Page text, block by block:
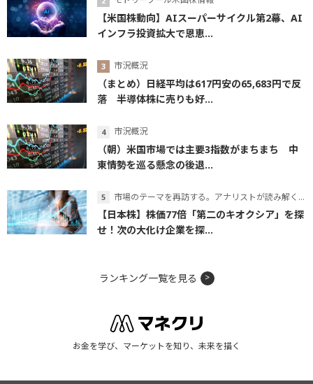
【米国株動向】AIスーパーサイクル第2幕、AI
インフラ投資拡大で恩恵...
市況概況
（まとめ）日経平均は617円安の65,683円で反
落 半導体株に売りも好...
市況概況
（朝）米国市場では主要3指数がまちまち 中
東情勢を巡る懸念の後退...
市場のテーマを再訪する。アナリストが読み解くテーマの本質
【日本株】株価77倍「第二のキオクシア」を探
せ！次の大化け企業を探...
ランキング一覧を見る
お金を学び、マーケットを知り、未来を描く